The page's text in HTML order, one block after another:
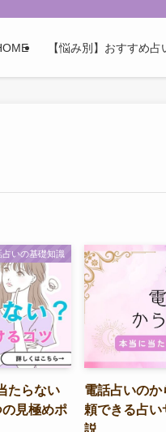
【悩み別】おすすめ占
占いの基礎知識
たらない
見極めポ
電話占いの
頼できる占